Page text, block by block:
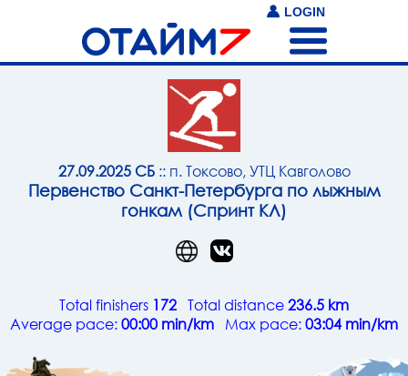
LOGIN
27.09.2025 СБ:: п. Токсово, УТЦ Кавголово
Первенство Санкт-Петербурга по лыжным
гонкам (Cпринт КЛ)
Total finishers 172 Total distance236.5 km
Average pace:00:00 min/km Max pace:03:04 min/km